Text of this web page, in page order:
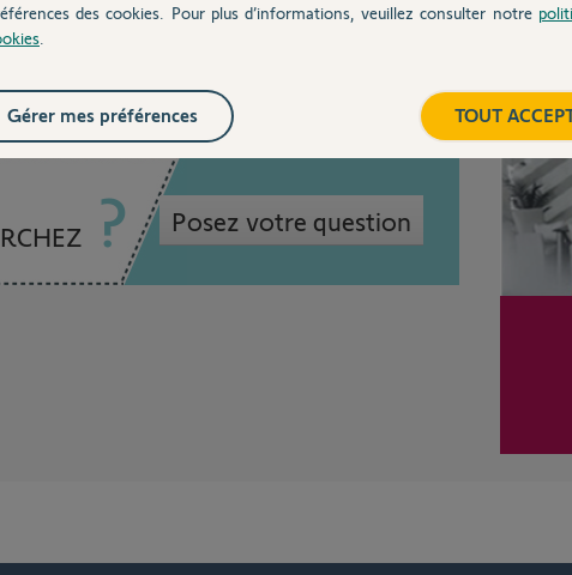
2 mois
Posez votre question
des cookies. Pour plus d’informations, veuillez consulter notre
TOUT
Gérer mes préférences